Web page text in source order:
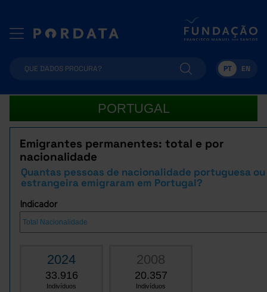
PT EN
PORTUGAL
Emigrantes permanentes: total e por
nacionalidade
Quantas pessoas de nacionalidade portuguesa ou
estrangeira emigraram em Portugal?
Indicador
2024
33.916
Indivíduos
2008
20.357
Indivíduos